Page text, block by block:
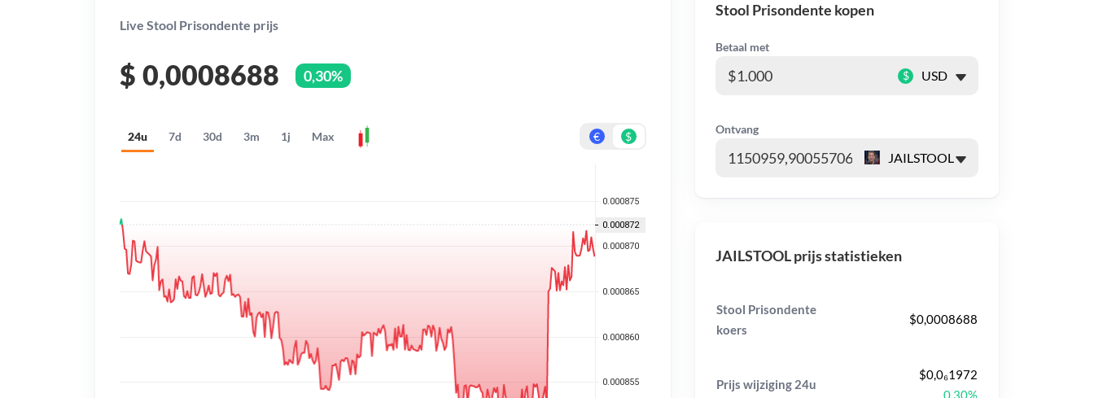
Live Stool Prisondente prijs
$ 0,0008688 0,30%
24u 7d 30d 3m 1j Max € $
Stool Prisondente kopen
Betaal met
$
Ontvang
JAILSTOOL prijs statistieken
Stool Prisondente
koers
$0,0008688
Prijs wijziging 24u
$0,0₆1972
0,30%